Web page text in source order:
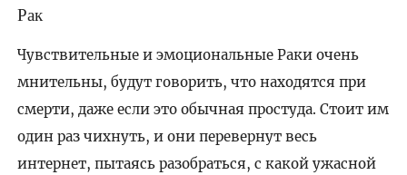
Рак
Чувствительные и эмоциональные Раки очень
мнительны, будут говорить, что находятся при
смерти, даже если это обычная простуда. Стоит им
один раз чихнуть, и они перевернут весь
интернет, пытаясь разобраться, с какой ужасной